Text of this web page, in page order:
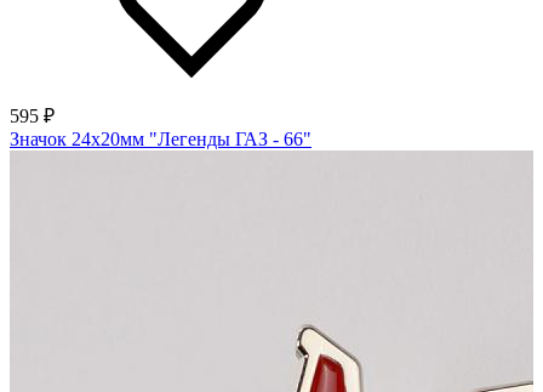
595 ₽
Значок 24х20мм "Легенды ГАЗ - 66"